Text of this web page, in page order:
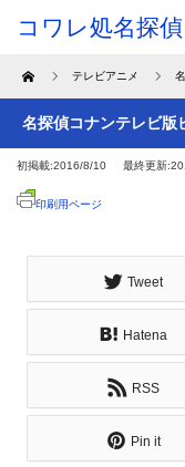
Home テレビアニメ
名探偵コナンテレビ
初掲載:2016/8/10 最終更新
印刷用ページ
Tweet
Hatena
RSS
Pin it